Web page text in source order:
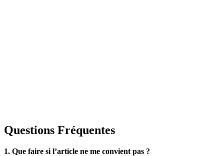
Questions Fréquentes
1. Que faire si l’article ne me convient pas ?